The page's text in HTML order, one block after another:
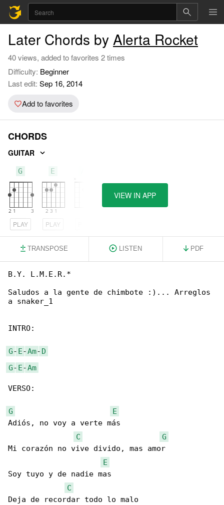
Later Chords by Alerta Rocket
40 views, added to favorites 2 times
Difficulty: Beginner
Last edit: Sep 16, 2014
Add to favorites
CHORDS
GUITAR
G
PLAY
E
PLAY
VIEW IN APP
TRANSPOSE LISTEN PDF
B.Y. L.M.E.R.*
Saludos a la gente de chimbote :)... Arreglos
a snaker_1
INTRO:
G- E-Am- D
G- E-Am
VERSO:
G
E
Adiós, no voy a verte más
C
G
Mi corazón no vive divido, mas amor
E
Soy tuyo y de nadie mas
C
Deja de recordar todo lo malo